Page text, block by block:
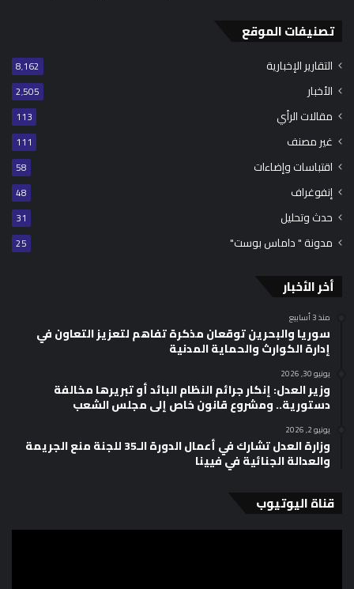
تصنيفات الموقع
التقارير الإخبارية 8٬162
الأخبار 2٬505
مقالات الرأي 113
غير مصنف 111
اقتباسات وإضاءات 58
إنفوغراف 48
حدث وتحليل 31
مدونة " داماس بوست" 25
أخر الأخبار
منذ 3 أسابيع
سوريا والبحرين توقعان مذكرة تفاهم لتعزيز التعاون في
إدارة الكوارث والحماية المدنية
يونيو 30, 2026
وزير العدل: إنكار جرائم النظام البائد أو تبريرها مخالفة
دستورية.. ومشروع قانون خاص إلى مجلس الشعب
يونيو 2, 2026
وزارة العدل تشارك في أعمال الدورة الـ35 للجنة منع الجريمة
والعدالة الجنائية في فيينا
قناة اليوتيوب